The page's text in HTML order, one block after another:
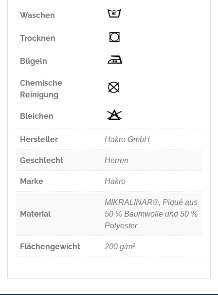
Waschen
Trocknen
Bügeln
Chemische
Reinigung
Bleichen
Hersteller Hakro GmbH
Geschlecht Herren
Marke Hakro
Material
MIKRALINAR®, Piqué aus
50 % Baumwolle und 50 %
Polyester
Flächengewicht 200 g/m²